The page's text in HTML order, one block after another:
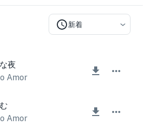
新着
夜
Amor
Amor